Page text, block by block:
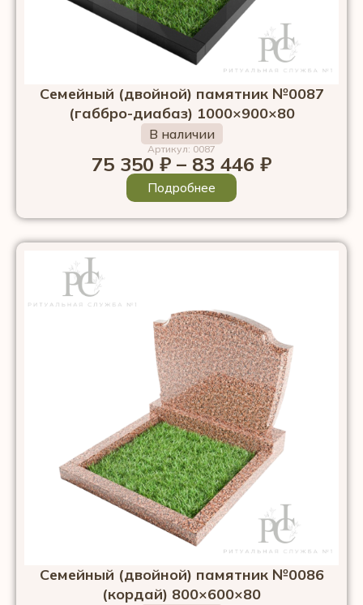
Семейный (двойной) памятник №0087
(габбро-диабаз) 1000×900×80
В наличии
Артикул: 0087
75 350 ₽ – 83 446 ₽
Подробнее
Семейный (двойной) памятник №0086
(кордай) 800×600×80